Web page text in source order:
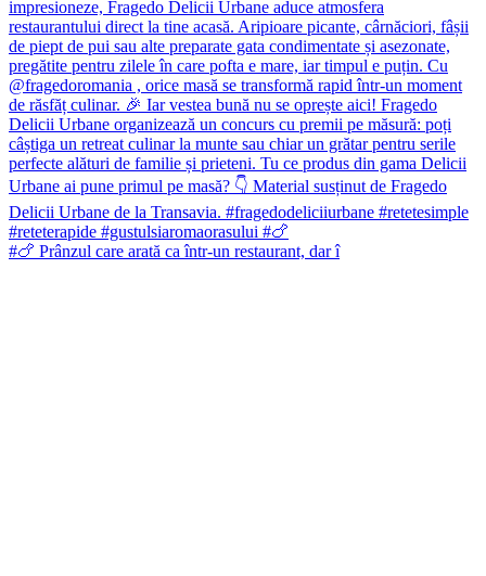
#🍗 Prânzul care arată ca într-un restaurant, dar î